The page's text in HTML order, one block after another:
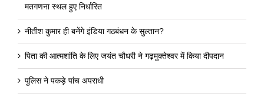
मतगणना स्थल हुए निर्धारित
नीतीश कुमार ही बनेंगे इंडिया गठबंधन के सुल्तान?
पिता की आत्मशांति के लिए जयंत चौधरी ने गढ़मुक्तेश्वर में किया दीपदान
पुलिस ने पकड़े पांच अपराधी